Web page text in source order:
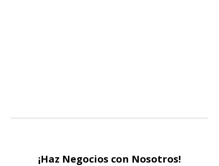
¡Haz Negocios con Nosotros!